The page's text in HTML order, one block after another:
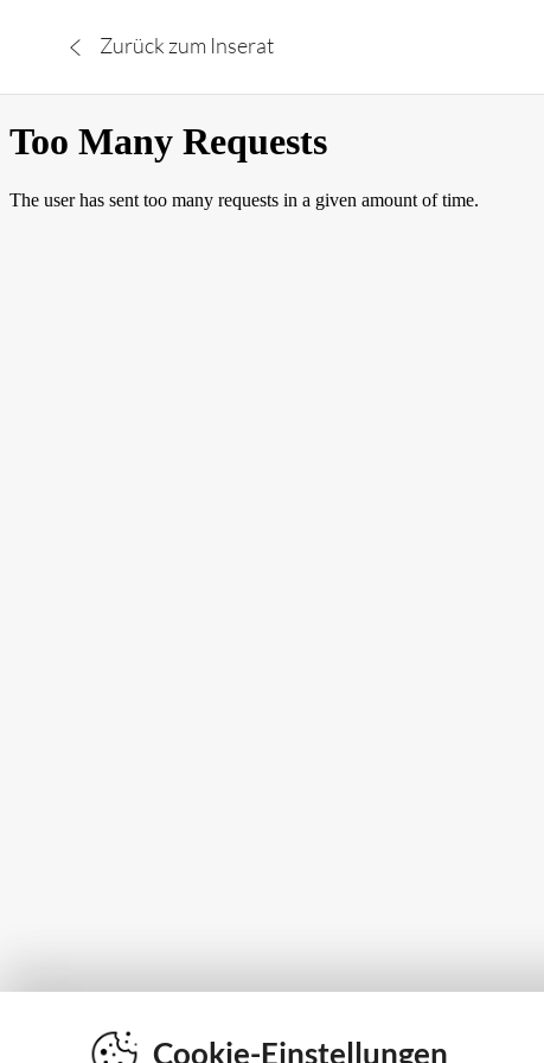
Zurück zum Inserat
Cookie-Einstellungen